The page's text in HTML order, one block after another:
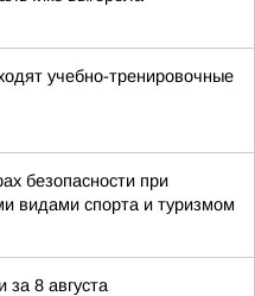
учебно-тренировочные
безопасности при
видами спорта и туризмом
за 8 августа